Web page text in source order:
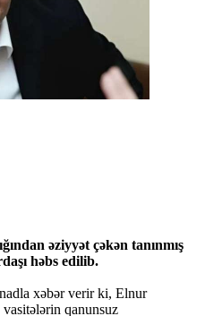
əziyyət çəkən tanınmış
həbs edilib.
xəbər verir ki, Elnur
qanunsuz